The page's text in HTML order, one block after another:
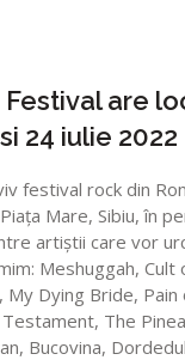
are
24 iulie 2022
festival rock din
Mare, Sibiu, în
artiștii care vor
Meshuggah, Cult
My Dying Bride, Pain
The
Bucovina,